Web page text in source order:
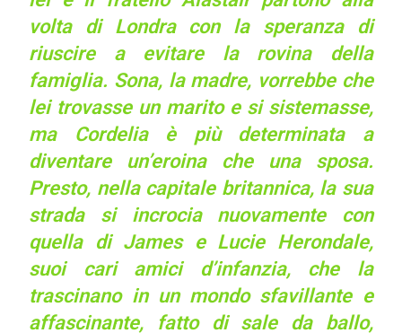
volta di Londra con la speranza di
riuscire a evitare la rovina della
famiglia. Sona, la madre, vorrebbe che
lei trovasse un marito e si sistemasse,
ma Cordelia è più determinata a
diventare un’eroina che una sposa.
Presto, nella capitale britannica, la sua
strada si incrocia nuovamente con
quella di James e Lucie Herondale,
suoi cari amici d’infanzia, che la
trascinano in un mondo sfavillante e
affascinante, fatto di sale da ballo,